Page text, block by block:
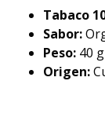
Tabaco
Sabor:
Peso: 40
Origen: